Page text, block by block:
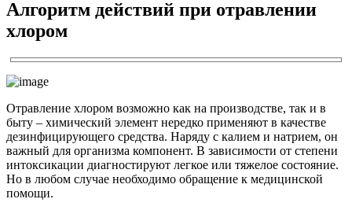
Алгоритм действий при отравлении
хлором
Отравление хлором возможно как на производстве, так и в
быту – химический элемент нередко применяют в качестве
дезинфицирующего средства. Наряду с калием и натрием, он
важный для организма компонент. В зависимости от степени
интоксикации диагностируют легкое или тяжелое состояние.
Но в любом случае необходимо обращение к медицинской
помощи.